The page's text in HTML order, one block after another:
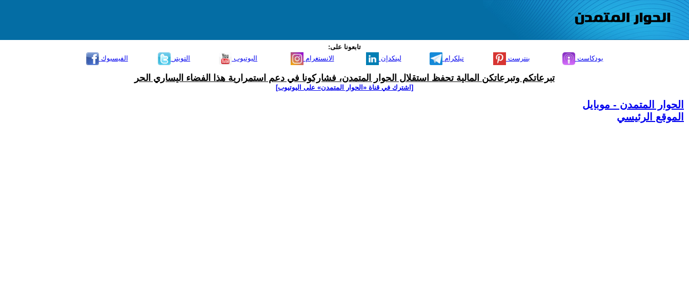
تابعونا على:
الفيسبوك
التويتر اليوتيوب الانستغرام لينكدإن تيلكرام بنترست بودكاست
تبرعاتكم وتبرعاتكن المالية تحفظ استقلال الحوار المتمدن، فشاركونا في دعم استمرارية هذا الفضاء اليساري الحر
[اشترك في قناة ‫«الحوار المتمدن» على اليوتيوب]
الحوار المتمدن - موبايل
الموقع الرئيسي